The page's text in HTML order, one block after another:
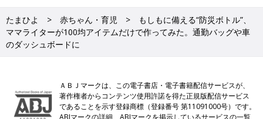
たまひよ 赤ちゃん・育児
もしもに備える“防災ボトル”、
ママライターが100均アイテムだけで作ってみた。通勤バッグや車
のダッシュボードに
ＡＢＪマークは、この電子書店・電子書籍配信サービスが、
著作権者からコンテンツ使用許諾を得た正規版配信サービス
であることを示す登録商標（登録番号 第11091000号）です。
ABJマークの詳細、ABJマークを掲示しているサービスの一覧